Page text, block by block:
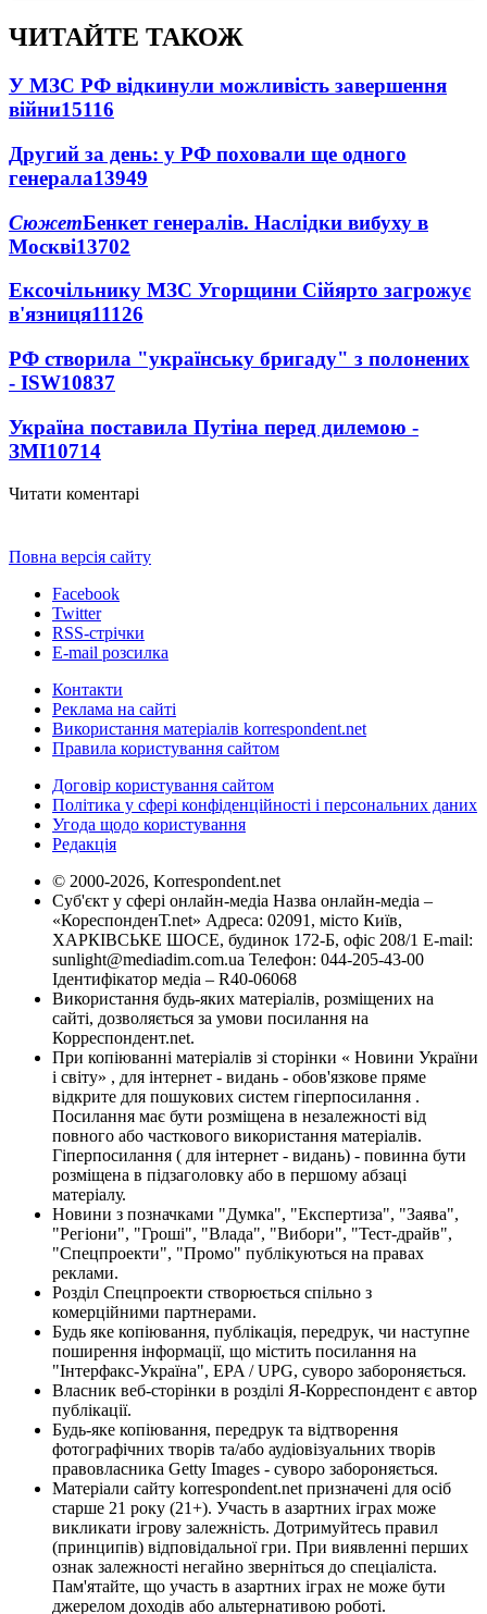
ЧИТАЙТЕ ТАКОЖ
У МЗС РФ відкинули можливість завершення
війни15116
Другий за день: у РФ поховали ще одного
генерала13949
СюжетБенкет генералів. Наслідки вибуху в
Москві13702
Ексочільнику МЗС Угорщини Сійярто загрожує
в'язниця11126
РФ створила "українську бригаду" з полонених
- ISW10837
Україна поставила Путіна перед дилемою -
ЗМІ10714
Читати коментарі
Повна версія сайту
Facebook
Twitter
RSS-стрічки
E-mail розсилка
Контакти
Реклама на сайті
Використання матеріалів korrespondent.net
Правила користування сайтом
Договір користування сайтом
Політика у сфері конфіденційності і персональних даних
Угода щодо користування
Редакція
© 2000-2026, Korrespondent.net
Суб'єкт у сфері онлайн-медіа Назва онлайн-медіа –
«КореспонденТ.net» Адреса: 02091, місто Київ,
ХАРКІВСЬКЕ ШОСЕ, будинок 172-Б, офіс 208/1 E-mail:
sunlight@mediadim.com.ua Телефон: 044-205-43-00
Ідентифікатор медіа – R40-06068
Використання будь-яких матеріалів, розміщених на
сайті, дозволяється за умови посилання на
Корреспондент.net.
При копіюванні матеріалів зі сторінки « Новини України
і світу» , для інтернет - видань - обов'язкове пряме
відкрите для пошукових систем гіперпосилання .
Посилання має бути розміщена в незалежності від
повного або часткового використання матеріалів.
Гіперпосилання ( для інтернет - видань) - повинна бути
розміщена в підзаголовку або в першому абзаці
матеріалу.
Новини з позначками "Думка", "Експертиза", "Заява",
"Регіони", "Гроші", "Влада", "Вибори", "Тест-драйв",
"Спецпроекти", "Промо" публікуються на правах
реклами.
Розділ Спецпроекти створюється спільно з
комерційними партнерами.
Будь яке копіювання, публікація, передрук, чи наступне
поширення інформації, що містить посилання на
"Інтерфакс-Україна", EPA / UPG, суворо забороняється.
Власник веб-сторінки в розділі Я-Корреспондент є автор
публікації.
Будь-яке копіювання, передрук та відтворення
фотографічних творів та/або аудіовізуальних творів
правовласника Getty Images - суворо забороняється.
Матеріали сайту korrespondent.net призначені для осіб
старше 21 року (21+). Участь в азартних іграх може
викликати ігрову залежність. Дотримуйтесь правил
(принципів) відповідальної гри. При виявленні перших
ознак залежності негайно зверніться до спеціаліста.
Пам'ятайте, що участь в азартних іграх не може бути
джерелом доходів або альтернативою роботі.